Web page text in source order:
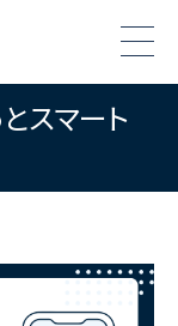
スマート